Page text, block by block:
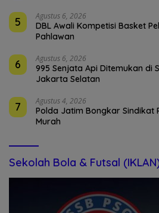
5 Agustus 6, 2026
DBL Awali Kompetisi Basket
Pahlawan
6 Agustus 6, 2026
995 Senjata Api Ditemukan di
Jakarta Selatan
7 Agustus 4, 2026
Polda Jatim Bongkar Sindikat
Murah
Sekolah Bola & Futsal